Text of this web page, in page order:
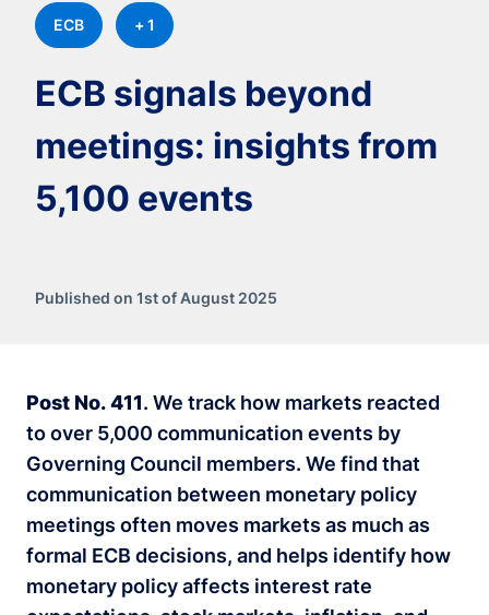
ECB + 1
ECB signals beyond
meetings: insights from
5,100 events
Published on 1st of August 2025
Post No.411. We track how markets reacted
to over 5,000 communication events by
Governing Council members. We find that
communication between monetary policy
meetings often moves markets as much as
formal ECB decisions, and helps identify how
monetary policy affects interest rate